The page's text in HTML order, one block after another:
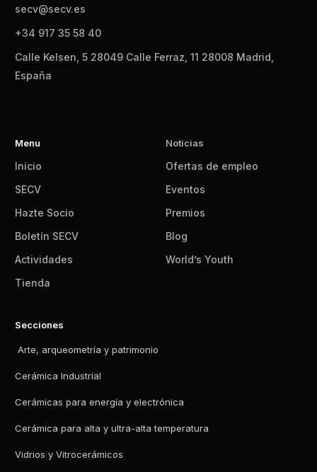
secv@secv.es
+34 917 35 58 40
Calle Kelsen, 5 28049 Calle Ferraz, 11 28008 Madrid,
España
Menu
Inicio
SECV
Hazte Socio
Boletín SECV
Actividades
Tienda
Noticias
Ofertas de empleo
Eventos
Premios
Blog
World’s Youth
Secciones
Arte, arqueometría y patrimonio
Cerámica Industrial
Cerámicas para energía y electrónica
Cerámica para alta y ultra-alta temperatura
Vidrios y Vitrocerámicos